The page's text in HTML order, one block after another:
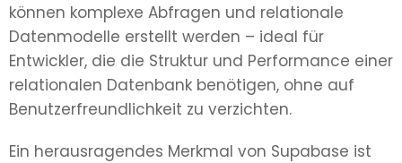
können komplexe Abfragen und relationale
Datenmodelle erstellt werden – ideal für
Entwickler, die die Struktur und Performance einer
relationalen Datenbank benötigen, ohne auf
Benutzerfreundlichkeit zu verzichten.
Ein herausragendes Merkmal von Supabase ist